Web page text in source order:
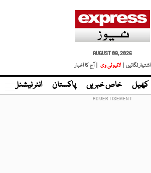
AUGUST 08, 2026
اشتہار لگائیں |
لائیو ٹی وی | آج کا اخبار
کھیل خاص خبریں پاکستان انٹر نیشنل